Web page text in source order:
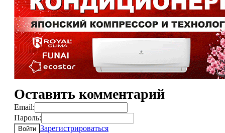
Оставить комментарий
Email:
Пароль:
Войти Зарегистрироваться